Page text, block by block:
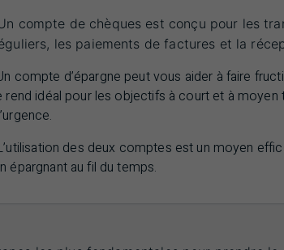
compte de chèques est conçu pour les
les paiements de factures et la
compte d’épargne peut vous aider à faire
rend idéal pour les objectifs à court et à moyen
des deux comptes est un moyen
épargnant au fil du temps.